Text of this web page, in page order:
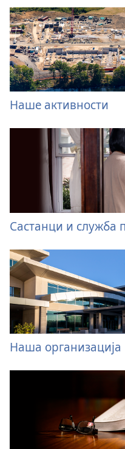
Наше активности
Састанци и служба
Наша организација